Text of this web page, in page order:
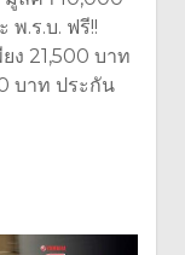
พ.ร.บ. ฟรี!!
ง 21,500 บาท
บาท ประกัน